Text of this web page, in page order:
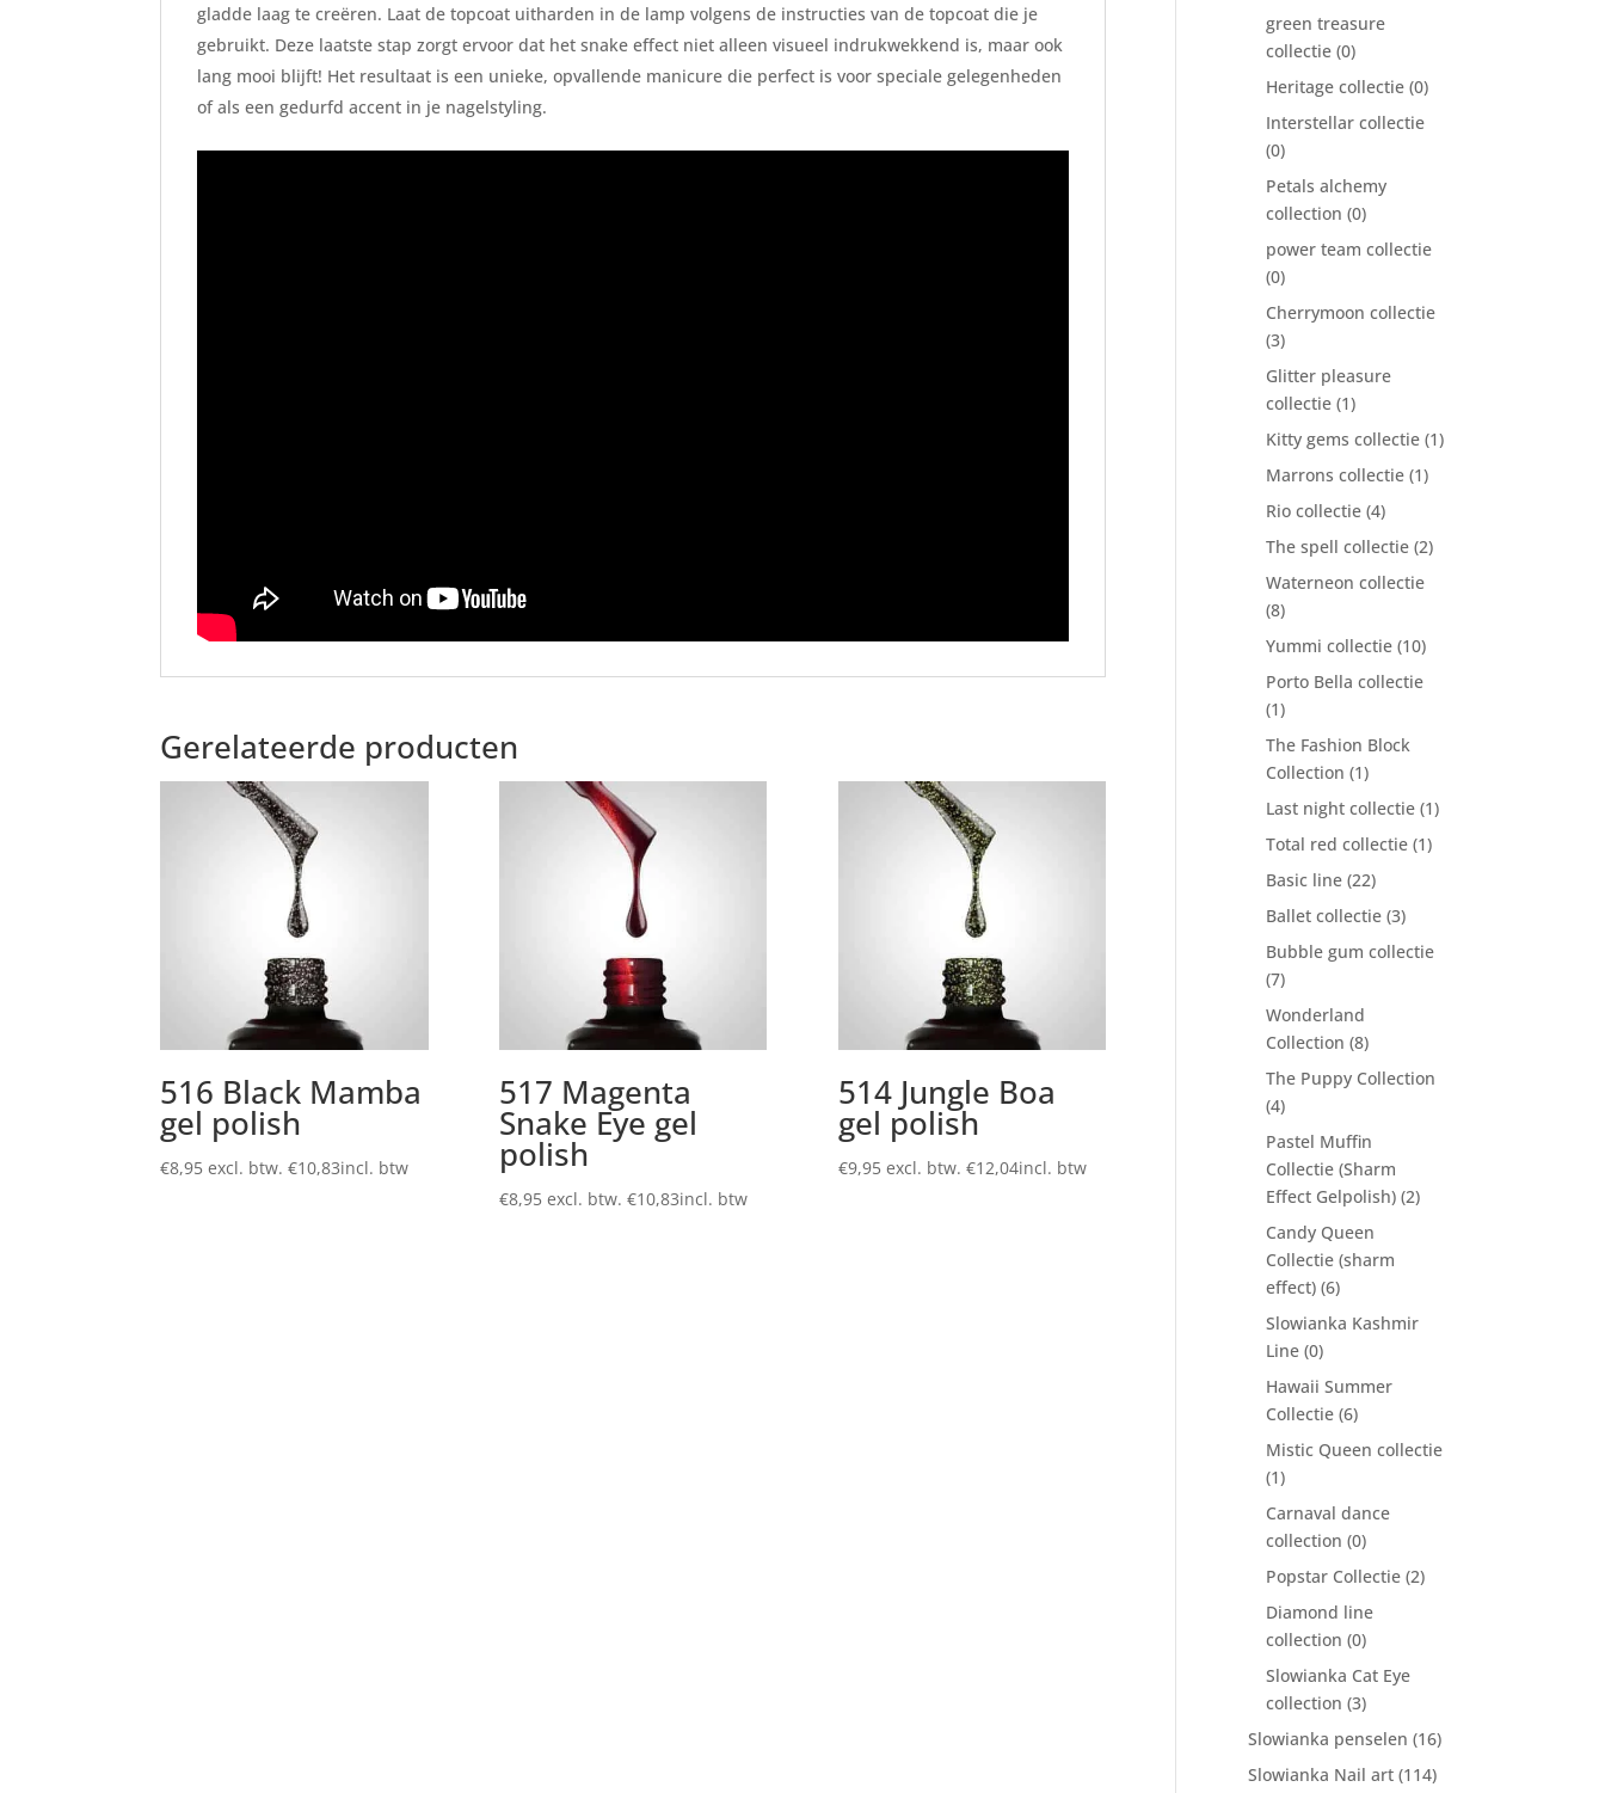
gladde laag te creëren. Laat de topcoat uitharden in de lamp volgens de instructies van de topcoat die je
gebruikt. Deze laatste stap zorgt ervoor dat het snake effect niet alleen visueel indrukwekkend is, maar ook
lang mooi blijft! Het resultaat is een unieke, opvallende manicure die perfect is voor speciale gelegenheden
of als een gedurfd accent in je nagelstyling.
Gerelateerde producten
516 Black Mamba
gel polish
€8,95 excl. btw.€10,83incl. btw
517 Magenta
Snake Eye gel
polish
€8,95 excl. btw. €10,83incl. btw
514 Jungle Boa
gel polish
€9,95 excl. btw. €12,04incl. btw
green treasure
collectie (0)
Heritage collectie (0)
Interstellar collectie
(0)
Petals alchemy
collection (0)
power team collectie
(0)
Cherrymoon collectie
(3)
Glitter pleasure
collectie (1)
Kitty gems collectie (1)
Marrons collectie (1)
Rio collectie (4)
The spell collectie (2)
Waterneon collectie
(8)
Yummi collectie (10)
Porto Bella collectie
(1)
The Fashion Block
Collection (1)
Last night collectie (1)
Total red collectie (1)
Basic line (22)
Ballet collectie (3)
Bubble gum collectie
(7)
Wonderland
Collection (8)
The Puppy Collection
(4)
Pastel Muffin
Collectie (Sharm
Effect Gelpolish) (2)
Candy Queen
Collectie (sharm
effect) (6)
Slowianka Kashmir
Line (0)
Hawaii Summer
Collectie (6)
Mistic Queen collectie
(1)
Carnaval dance
collection (0)
Popstar Collectie (2)
Diamond line
collection (0)
Slowianka Cat Eye
collection (3)
Slowianka penselen (16)
Slowianka Nail art (114)